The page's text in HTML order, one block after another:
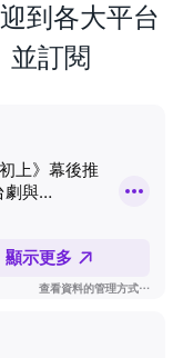
到各大平台
並訂閱